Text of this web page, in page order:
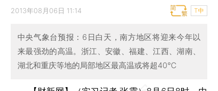
2013年08月06日 11:14 T中
中央气象台预报：6日白天，南方地区将迎来今年以
来最强劲的高温。浙江、安徽、福建、江西、湖南、
湖北和重庆等地的局部地区最高温或将超40℃